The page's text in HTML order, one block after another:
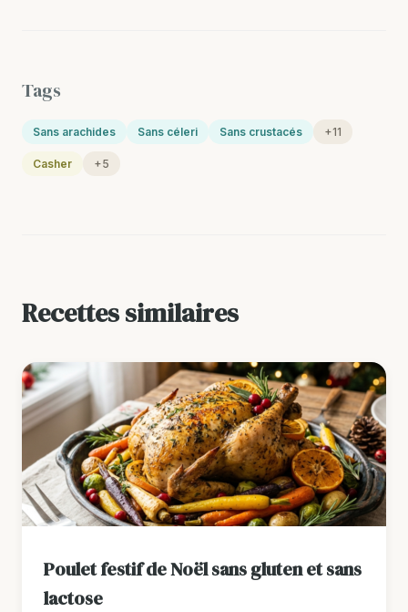
Tags
Sans arachides Sans céleri Sans crustacés +11
Casher +5
Recettes similaires
Poulet festif de Noël sans gluten et sans
lactose